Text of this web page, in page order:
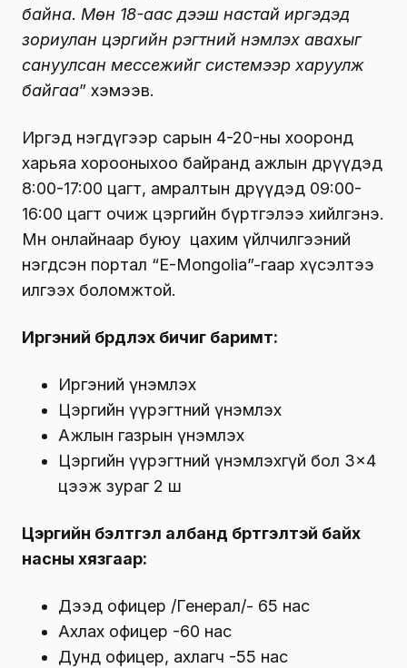
байна. Мөн 18-аас дээш настай иргэдэд
зориулан цэргийн үүрэгтний үнэмлэх авахыг
сануулсан мессежийг системээр харуулж
байгаа” хэмээв.
Иргэд нэгдүгээр сарын 4-20-ны хооронд
харьяа хорооныхоо байранд ажлын өдрүүдэд
8:00-17:00 цагт, амралтын өдрүүдэд 09:00-
16:00 цагт очиж цэргийн бүртгэлээ хийлгэнэ.
Мөн онлайнаар буюу цахим үйлчилгээний
нэгдсэн портал “E-Mongolia”-гаар хүсэлтээ
илгээх боломжтой.
Иргэний бүрдүүлэх бичиг баримт:
Иргэний үнэмлэх
Цэргийн үүрэгтний үнэмлэх
Ажлын газрын үнэмлэх
Цэргийн үүрэгтний үнэмлэхгүй бол 3×4
цээж зураг 2 ш
Цэргийн бэлтгэл албанд бүртгэлтэй байх
насны хязгаар:
Дээд офицер /Генерал/- 65 нас
Ахлах офицер -60 нас
Дунд офицер, ахлагч -55 нас